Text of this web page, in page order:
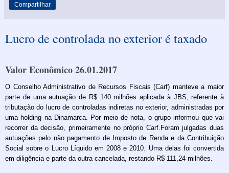
Compartilhar
Lucro de controlada no exterior é taxado
Valor Econômico 26.01.2017
O Conselho Administrativo de Recursos Fiscais (Carf) manteve a maior
parte de uma autuação de R$ 140 milhões aplicada à JBS, referente à
tributação do lucro de controladas indiretas no exterior, administradas por
uma holding na Dinamarca. Por meio de nota, o grupo informou que vai
recorrer da decisão, primeiramente no próprio Carf.Foram julgadas duas
autuações pelo não pagamento de Imposto de Renda e da Contribuição
Social sobre o Lucro Líquido em 2008 e 2010. Uma delas foi convertida
em diligência e parte da outra cancelada, restando R$ 111,24 milhões.